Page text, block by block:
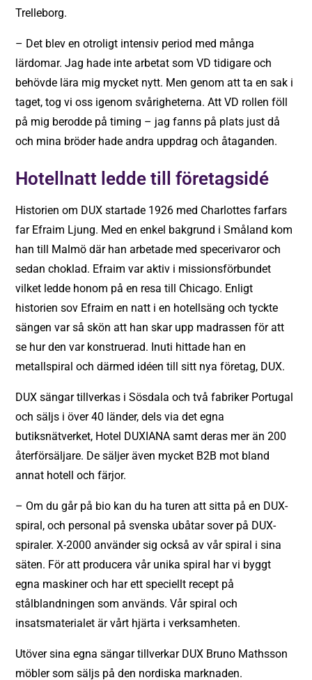
Trelleborg.
– Det blev en otroligt intensiv period med många
lärdomar. Jag hade inte arbetat som VD tidigare och
behövde lära mig mycket nytt. Men genom att ta en sak i
taget, tog vi oss igenom svårigheterna. Att VD rollen föll
på mig berodde på timing – jag fanns på plats just då
och mina bröder hade andra uppdrag och åtaganden.
Hotellnatt ledde till företagsidé
Historien om DUX startade 1926 med Charlottes farfars
far Efraim Ljung. Med en enkel bakgrund i Småland kom
han till Malmö där han arbetade med specerivaror och
sedan choklad. Efraim var aktiv i missionsförbundet
vilket ledde honom på en resa till Chicago. Enligt
historien sov Efraim en natt i en hotellsäng och tyckte
sängen var så skön att han skar upp madrassen för att
se hur den var konstruerad. Inuti hittade han en
metallspiral och därmed idéen till sitt nya företag, DUX.
DUX sängar tillverkas i Sösdala och två fabriker Portugal
och säljs i över 40 länder, dels via det egna
butiksnätverket, Hotel DUXIANA samt deras mer än 200
återförsäljare. De säljer även mycket B2B mot bland
annat hotell och färjor.
– Om du går på bio kan du ha turen att sitta på en DUX-
spiral, och personal på svenska ubåtar sover på DUX-
spiraler. X-2000 använder sig också av vår spiral i sina
säten. För att producera vår unika spiral har vi byggt
egna maskiner och har ett speciellt recept på
stålblandningen som används. Vår spiral och
insatsmaterialet är vårt hjärta i verksamheten.
Utöver sina egna sängar tillverkar DUX Bruno Mathsson
möbler som säljs på den nordiska marknaden.